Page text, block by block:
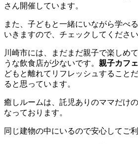
さん開催しています。
また、子どもと一緒にいながら学べ
いきますので、チェックしてください
川崎市には、まだまだ親子で楽しめ
うな飲食店が少ないです。 親子カフ
どもと離れてリフレッシュすること
ると思っています。
癒しルームは、託児ありのママだけ
なっております。
同じ建物の中にいるので安心してご